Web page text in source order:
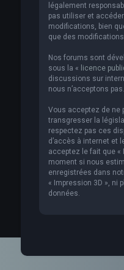
légalement
pas utiliser et
modifications, bien
que des
Nos forums sont
sous la « licence
discussions sur
nous n’acceptons
Vous acceptez de ne
transgresser la
respectez pas ces
d’accès à internet et
acceptez le fait que «
moment si nous
enregistrées dans
« Impression 3D », ni
données.